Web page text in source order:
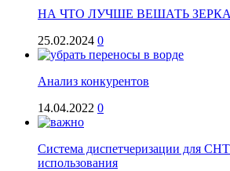
НА ЧТО ЛУЧШЕ ВЕШАТЬ
25.02.2024 0
Анализ конкурентов
14.04.2022 0
Система диспетчеризации для
использования